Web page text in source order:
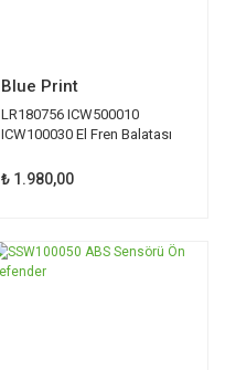
Blue Print
LR180756 ICW500010
ICW100030 El Fren Balatası
₺ 1.980,00